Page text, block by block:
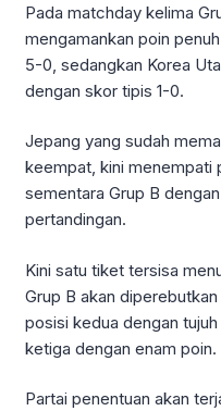
Pada matchday kelima
mengamankan poin
5-0, sedangkan Korea
dengan skor tipis 1-0.
Jepang yang sudah
keempat, kini menempati
sementara Grup B
pertandingan.
Kini satu tiket tersisa
Grup B akan
posisi kedua dengan
ketiga dengan enam poin.
Partai penentuan akan